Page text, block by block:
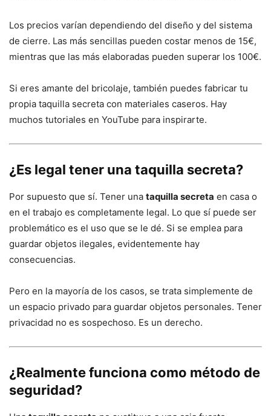
Los precios varían dependiendo del diseño y del sistema
de cierre. Las más sencillas pueden costar menos de 15€,
mientras que las más elaboradas pueden superar los 100€.
Si eres amante del bricolaje, también puedes fabricar tu
propia taquilla secreta con materiales caseros. Hay
muchos tutoriales en YouTube para inspirarte.
¿Es legal tener una taquilla secreta?
Por supuesto que sí. Tener una taquilla secreta en casa o
en el trabajo es completamente legal. Lo que sí puede ser
problemático es el uso que se le dé. Si se emplea para
guardar objetos ilegales, evidentemente hay
consecuencias.
Pero en la mayoría de los casos, se trata simplemente de
un espacio privado para guardar objetos personales. Tener
privacidad no es sospechoso. Es un derecho.
¿Realmente funciona como método de
seguridad?